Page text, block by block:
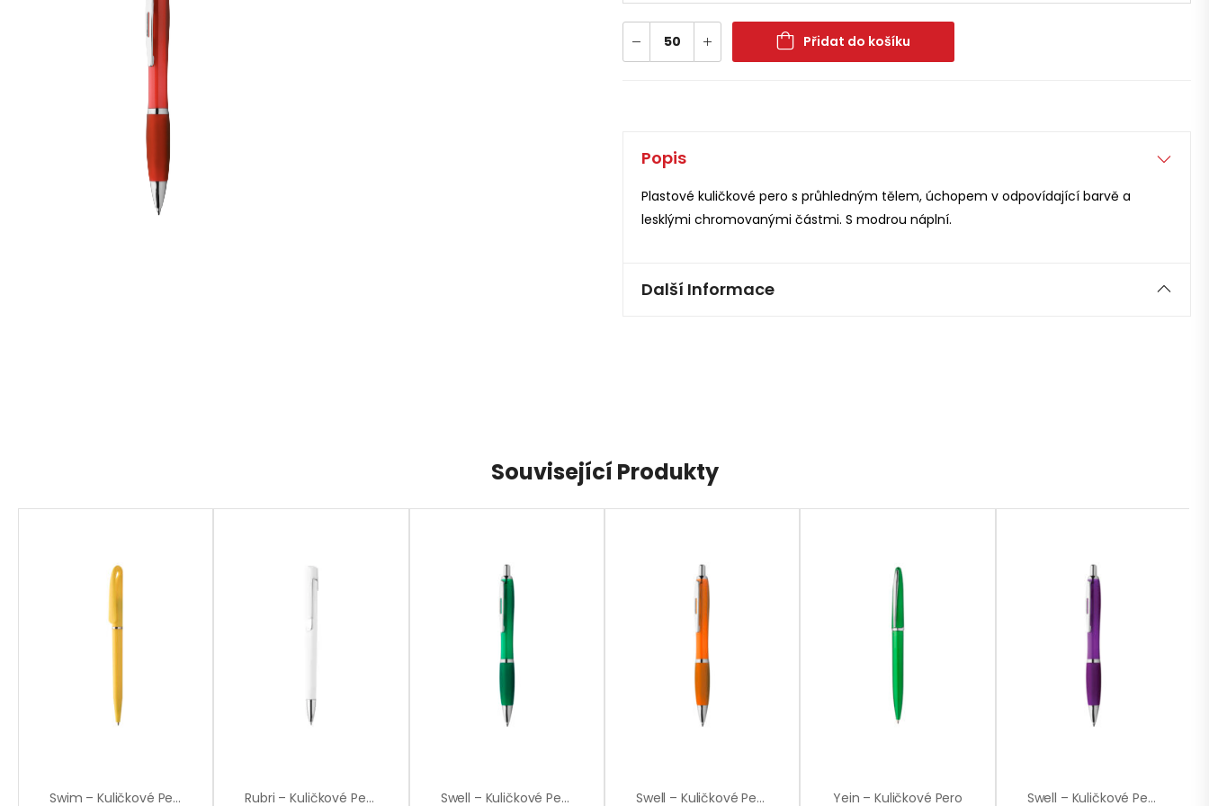
Přidat do košíku
Popis
Plastové kuličkové pero s průhledným tělem, úchopem v odpovídající barvě a
lesklými chromovanými částmi. S modrou náplní.
Další Informace
Související Produkty
Swim – Kuličkové Pero Rubri – Kuličkové Pero Swell – Kuličkové Pero Swell – Kuličkové Pero Yein – Kuličkové Pero Swell – Kuličkové Pero